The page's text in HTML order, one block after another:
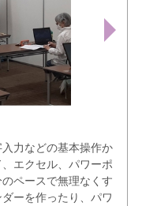
力などの基本操作か
エクセル、パワーポ
ペースで無理なくす
ーを作ったり、パワ